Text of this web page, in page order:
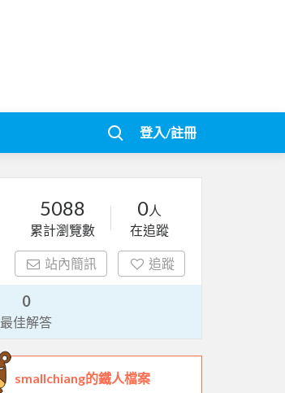
登入/註冊
5088
累計瀏覽數
0人
在追蹤
站內簡訊 追蹤
0
最佳解答
smallchiang的鐵人檔案